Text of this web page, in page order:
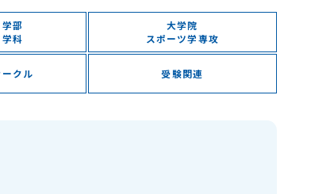
部
科
大学院
スポーツ学専攻
クル 受験関連